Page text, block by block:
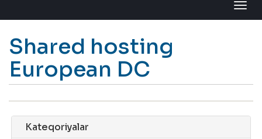
keçid
Shared hosting
European DC
Kateqoriyalar